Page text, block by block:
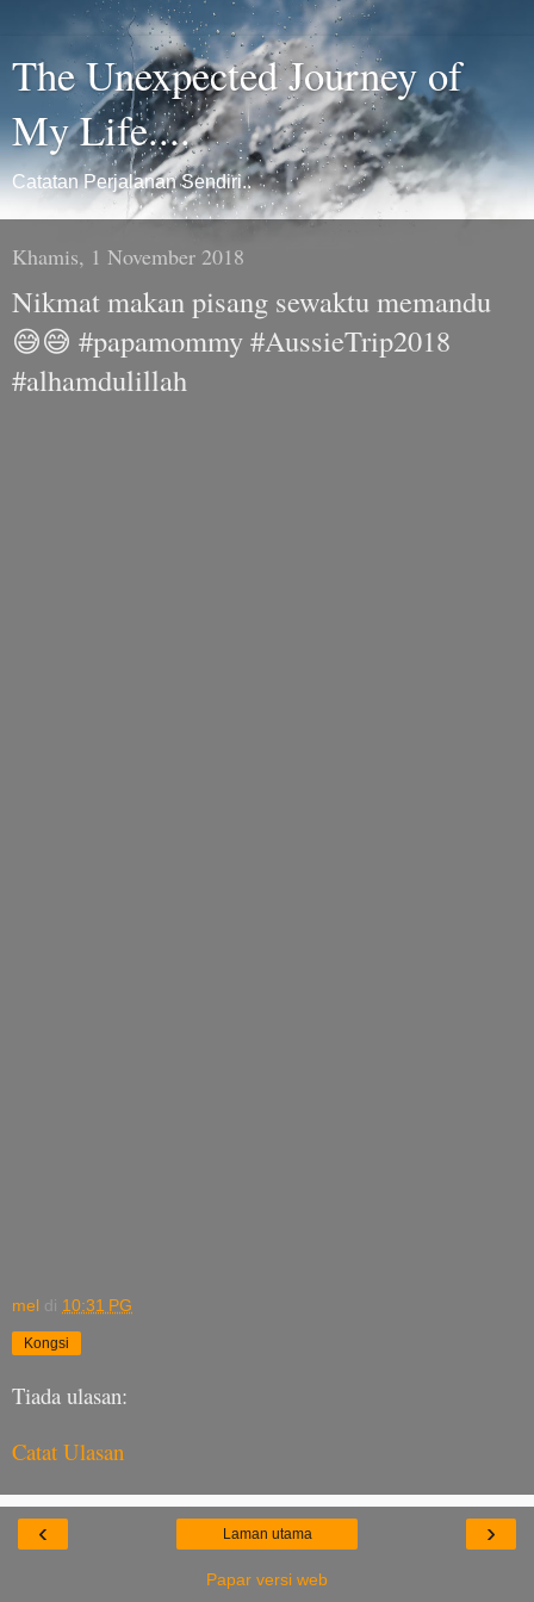
The Unexpected Journey of
My Life....
Catatan Perjalanan Sendiri..
Khamis, 1 November 2018
Nikmat makan pisang sewaktu memandu
😅😅 #papamommy #AussieTrip2018
#alhamdulillah
mel di 10:31 PG
Kongsi
Tiada ulasan:
Catat Ulasan
‹ ›
Laman utama
Papar versi web